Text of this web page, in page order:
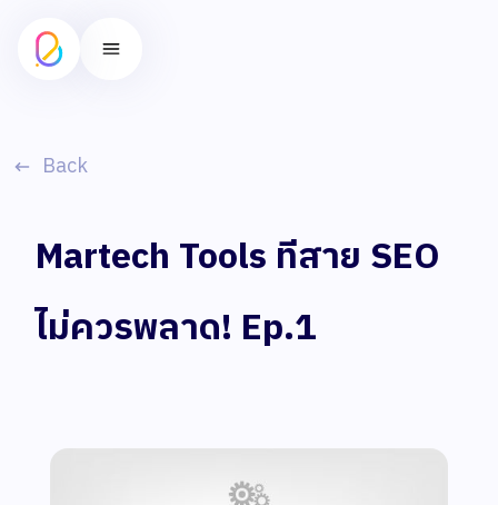
Back
Martech Tools ทีสาย SEO
ไม่ควรพลาด! Ep.1